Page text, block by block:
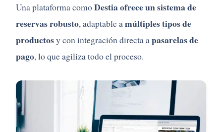
Una plataforma comoDestia ofrece un sistema de
reservas robusto, adaptable amúltiples tipos de
productosy con integración directa apasarelas de
pago, lo que agiliza todo el proceso.